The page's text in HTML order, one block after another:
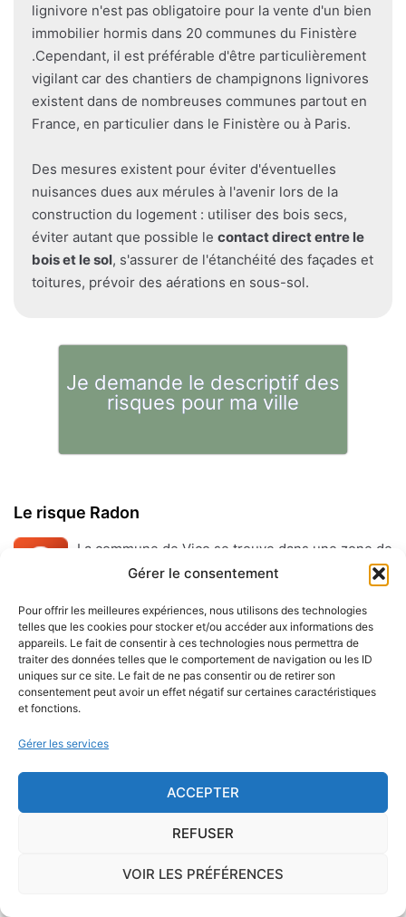
Gérer le consentement
Pour offrir les meilleures expériences, nous utilisons des technologies
telles que les cookies pour stocker et/ou accéder aux informations des
appareils. Le fait de consentir à ces technologies nous permettra de
traiter des données telles que le comportement de navigation ou les ID
uniques sur ce site. Le fait de ne pas consentir ou de retirer son
consentement peut avoir un effet négatif sur certaines caractéristiques
et fonctions.
Gérer les services
ACCEPTER
REFUSER
VOIR LES PRÉFÉRENCES
lignivore n'est pas obligatoire pour la vente d'un bien
immobilier hormis dans 20 communes du Finistère
.Cependant, il est préférable d'être particulièrement
vigilant car des chantiers de champignons lignivores
existent dans de nombreuses communes partout en
France, en particulier dans le Finistère ou à Paris.
Des mesures existent pour éviter d'éventuelles
nuisances dues aux mérules à l'avenir lors de la
construction du logement : utiliser des bois secs,
éviter autant que possible le contact direct entre le
bois et le sol, s'assurer de l'étanchéité des façades et
toitures, prévoir des aérations en sous-sol.
Je demande le descriptif des
risques pour ma ville
Le risque Radon
La commune de Vico se trouve dans une zone de
concentration de radon de 3, ce qui est
Certains territoires français présentent uneconcentration
importante de radon, gaz radioactif issu de la
désintégration du radium et de l'uranium, deux éléments
présents dans le sol et les roches. L'ISRN (Institut de
l'Autorité de Sûreté Nucléaire, a cartographié le territoire
français en délimitant trois types de communes de
Sur le long terme, ce gaz peut favoriser l'apparition du
cancer du poumon.